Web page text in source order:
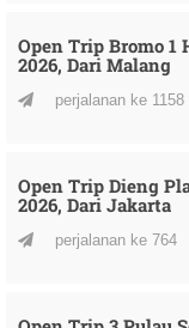
Open Trip Bromo 1
2026, Dari Malang
perjalanan ke 1158
Open Trip Dieng
2026, Dari Jakarta
perjalanan ke 764